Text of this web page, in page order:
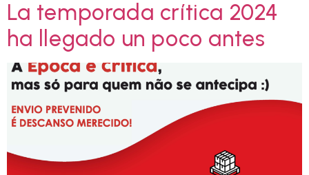
La temporada crítica 2024
ha llegado un poco antes